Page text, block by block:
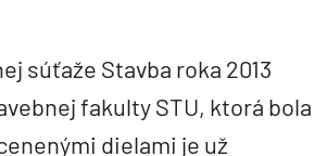
súťaže Stavba roka 2013
fakulty STU, ktorá bola
dielami je už